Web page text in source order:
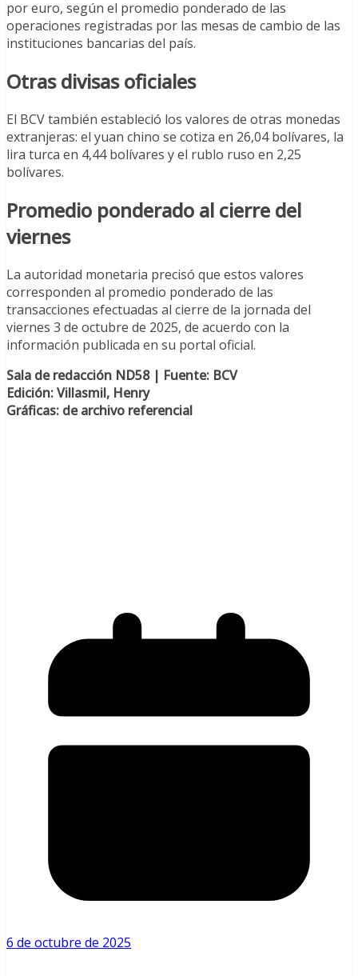
por euro, según el promedio ponderado de las
operaciones registradas por las mesas de cambio de las
instituciones bancarias del país.
Otras divisas oficiales
El BCV también estableció los valores de otras monedas
extranjeras: el yuan chino se cotiza en 26,04 bolívares, la
lira turca en 4,44 bolívares y el rublo ruso en 2,25
bolívares.
Promedio ponderado al cierre del
viernes
La autoridad monetaria precisó que estos valores
corresponden al promedio ponderado de las
transacciones efectuadas al cierre de la jornada del
viernes 3 de octubre de 2025, de acuerdo con la
información publicada en su portal oficial.
Sala de redacción ND58 | Fuente: BCV
Edición: Villasmil, Henry
Gráficas: de archivo referencial
6 de octubre de 2025